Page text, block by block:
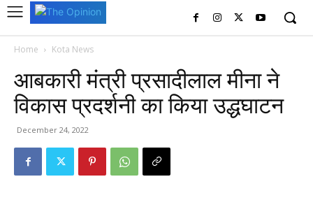
Home Kota News
आबकारी मंत्री प्रसादीलाल मीना ने
विकास प्रदर्शनी का किया उद्धघाटन
December 24, 2022